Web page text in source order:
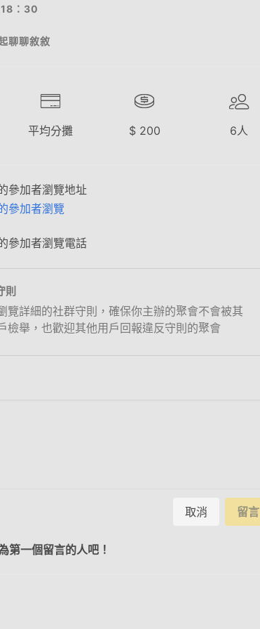
：30
聊聊敘敘
平均分攤 $ 200 6人
參加者瀏覽地址
參加者瀏覽
參加者瀏覽電話
則
覽詳細的社群守則，確保你主辦的聚會不會被其
檢舉，也歡迎其他用戶回報違反守則的聚會
取消 留言
第一個留言的人吧！